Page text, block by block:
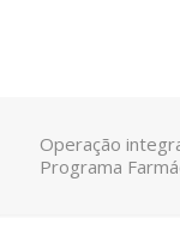
Operação
Programa